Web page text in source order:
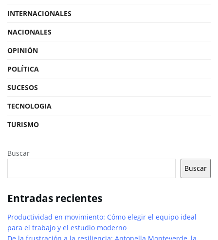
INTERNACIONALES
NACIONALES
OPINIÓN
POLÍTICA
SUCESOS
TECNOLOGIA
TURISMO
Buscar
Buscar
Entradas recientes
Productividad en movimiento: Cómo elegir el equipo ideal
para el trabajo y el estudio moderno